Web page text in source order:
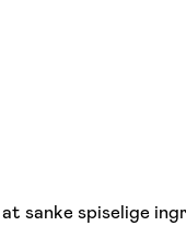
sanke spiselige